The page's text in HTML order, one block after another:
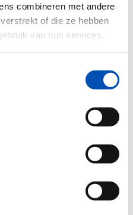
combineren met andere
of die ze hebben
van hun services.
hoogleraar
en besproken tot
Kulberg, hoogleraar
Centrum voor